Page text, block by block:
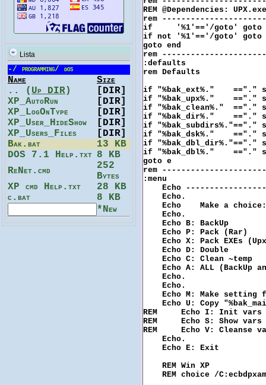
Lista
-/ programming/ dos
Name
Size
.. ( Up DIR)
[DIR]
XP_AutoRun
[DIR]
XP_LogOnType
[DIR]
XP_User_HideShow
[DIR]
XP_Users_Files
[DIR]
Bak.bat
13 KB
DOS 7.1 Help.txt 8 KB
ReNet.cmd
252
Bytes
XP cmd Help.txt
28 KB
c.bat
8 KB
*New